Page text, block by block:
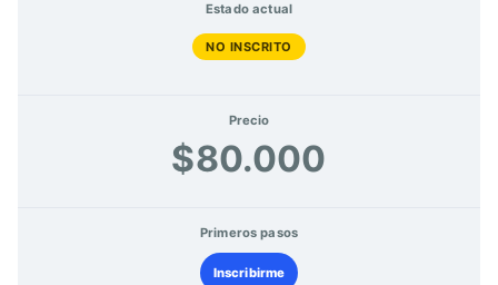
Estado actual
NO INSCRITO
Precio
$80.000
Primeros pasos
Inscribirme